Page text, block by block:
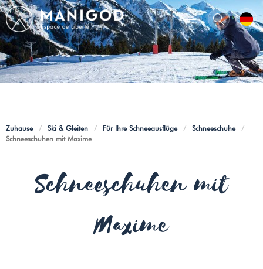
Zuhause / Ski & Gleiten / Für Ihre Schneeausflüge / Schneeschuhe
/
Schneeschuhen mit Maxime
Schneeschuhen mit
Maxime